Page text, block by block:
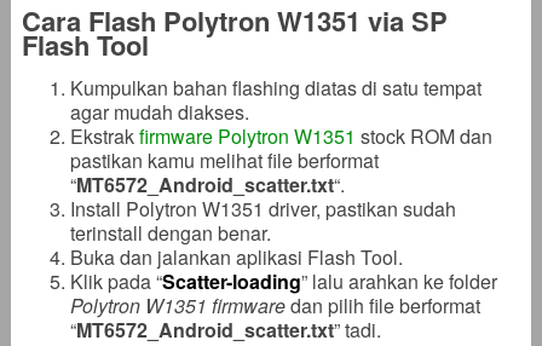
Cara Flash Polytron W1351 via SP
Flash Tool
Kumpulkan bahan flashing diatas di satu tempat
agar mudah diakses.
Ekstrakfirmware Polytron W1351 stock ROM dan
pastikan kamu melihat file berformat
“MT6572_Android_scatter.txt“.
Install Polytron W1351 driver, pastikan sudah
terinstall dengan benar.
Buka dan jalankan aplikasi Flash Tool.
Klik pada “Scatter-loading” lalu arahkan ke folder
Polytron W1351 firmwaredan pilih file berformat
“MT6572_Android_scatter.txt” tadi.